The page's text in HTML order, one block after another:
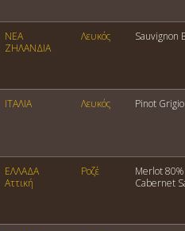
ΝΕΑ
ΖΗΛΑΝΔΙΑ
Λευκός Sauvignon
ΙΤΑΛΙΑ Λευκός Pinot
ΕΛΛΑΔΑ
Αττική
Ροζέ
Merlot 80%
Cabernet